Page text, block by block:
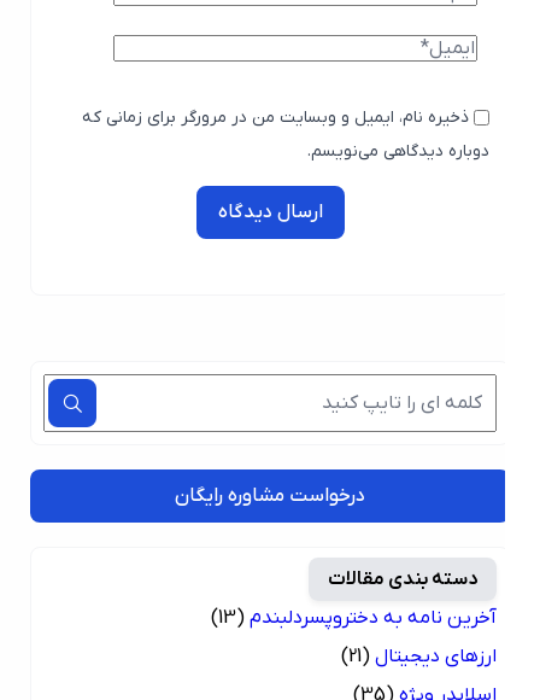
ذخیره نام، ایمیل و وبسایت من در مرورگر برای زمانی که
دوباره دیدگاهی می‌نویسم.
ارسال دیدگاه
درخواست مشاوره رایگان
دسته بندی مقالات
آخرین نامه به دختروپسردلبندم (13)
ارزهای دیجیتال (21)
اسلایدر ویژه (35)